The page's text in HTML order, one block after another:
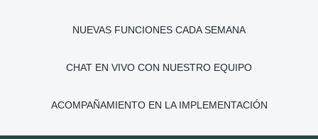
NUEVAS FUNCIONES CADA SEMANA
CHAT EN VIVO CON NUESTRO EQUIPO
ACOMPAÑAMIENTO EN LA IMPLEMENTACIÓN